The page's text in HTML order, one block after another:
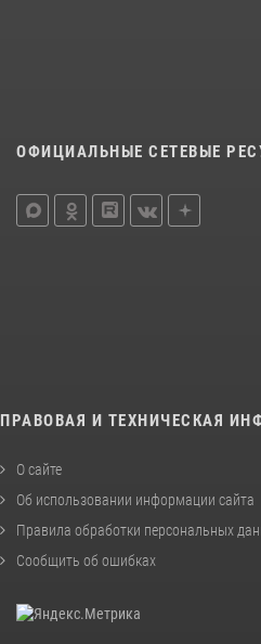
ОФИЦИАЛЬНЫЕ СЕТЕВЫЕ
ПРАВОВАЯ И ТЕХНИЧЕСКАЯ
О сайте
Об использовании информации сайта
Правила обработки персональных
Сообщить об ошибках